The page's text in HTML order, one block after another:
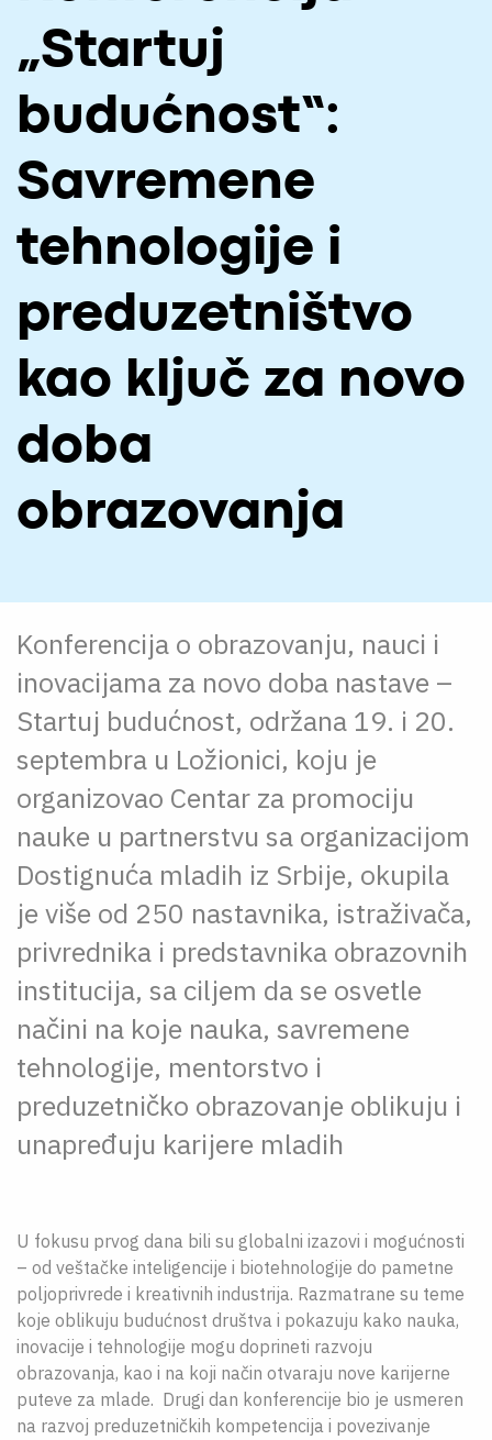
CPN
ЋИР
„Startuj
budućnost“:
Savremene
tehnologije i
preduzetništvo
kao ključ za novo
doba
obrazovanja
Konferencija o obrazovanju, nauci i
inovacijama za novo doba nastave –
Startuj budućnost, održana 19. i 20.
septembra u Ložionici, koju je
organizovao Centar za promociju
nauke u partnerstvu sa organizacijom
Dostignuća mladih iz Srbije, okupila
je više od 250 nastavnika, istraživača,
privrednika i predstavnika obrazovnih
institucija, sa ciljem da se osvetle
načini na koje nauka, savremene
tehnologije, mentorstvo i
preduzetničko obrazovanje oblikuju i
unapređuju karijere mladih
U fokusu prvog dana bili su globalni izazovi i mogućnosti
– od veštačke inteligencije i biotehnologije do pametne
poljoprivrede i kreativnih industrija. Razmatrane su teme
koje oblikuju budućnost društva i pokazuju kako nauka,
inovacije i tehnologije mogu doprineti razvoju
obrazovanja, kao i na koji način otvaraju nove karijerne
puteve za mlade. Drugi dan konferencije bio je usmeren
na razvoj preduzetničkih kompetencija i povezivanje